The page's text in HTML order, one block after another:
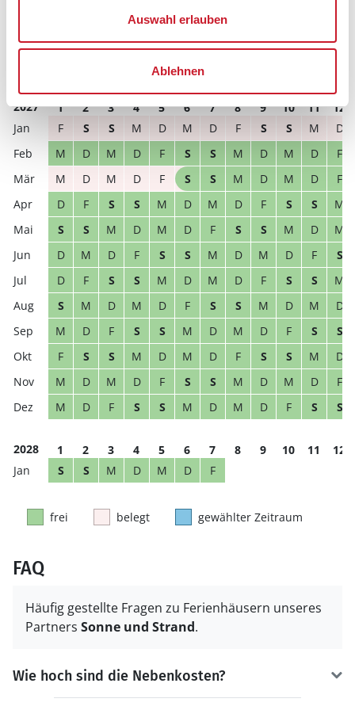
Auswahl erlauben
Ablehnen
S M D M
S
M D M D F S S M D M
D
S
2027 1 2 3 4 5 6 7 8 9 10 11
12
F
S S M D M D F S S M
D
M
D M D F S S M D M D
F
M
D M D F S S M D M D
F
D
F S S M D M D F S S
M
S
S M D M D F S S M D
M
D
M D F S S M D M D F
S
D
F S S M D M D F S S
M
S
M D M D F S S M D M
D
M
D F S S M D M D F S
S
F
S S M D M D F S S M
D
M
D M D F S S M D M D
F
M
D F S S M D M D F S S
2028 1 2 3 4 5 6 7 8 9 10 11
12
S
S M D M D F
frei belegt gewählter Zeitraum
FAQ
Häufig gestellte Fragen zu Ferienhäusern unseres
Partners Sonne und Strand.
Wie hoch sind die Nebenkosten?